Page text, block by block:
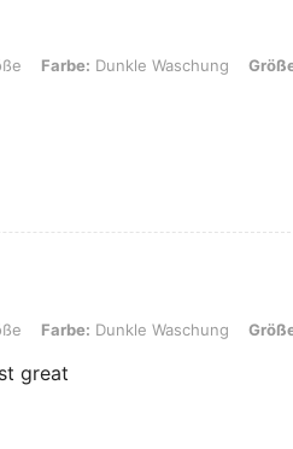
Dunkle Waschung, Größe: 7Y
Farbe: Dunkle Waschung
Dunkle Waschung, Größe: 5Y
Farbe: Dunkle Waschung
great